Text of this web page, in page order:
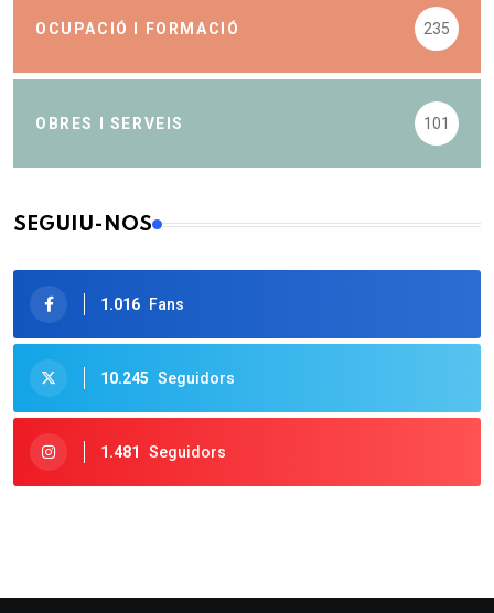
OCUPACIÓ I FORMACIÓ 235
OBRES I SERVEIS 101
SEGUIU-NOS
1.016 Fans
10.245 Seguidors
1.481 Seguidors